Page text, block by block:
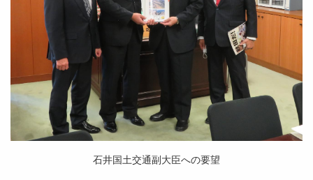
石井国土交通副大臣への要望